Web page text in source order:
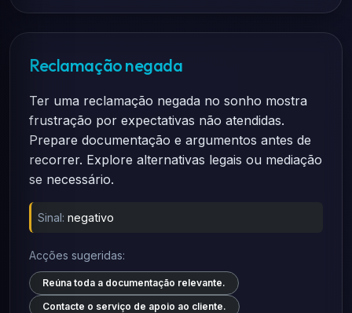
Reclamação negada
Ter uma reclamação negada no sonho mostra
frustração por expectativas não atendidas.
Prepare documentação e argumentos antes de
recorrer. Explore alternativas legais ou mediação
se necessário.
Sinal: negativo
Acções sugeridas:
Reúna toda a documentação relevante.
Contacte o serviço de apoio ao cliente.